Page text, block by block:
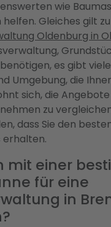
wie
Gleiches gilt
Oldenburg in
es gibt
Umgebung, die
sich, die
zu
dass Sie den
erhalten.
mit einer
für eine
in